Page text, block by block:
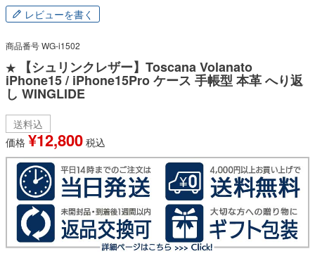
レビューを書く
商品番号WG-i1502
★ 【シュリンクレザー】Toscana Volanato
iPhone15 / iPhone15Pro ケース 手帳型 本革 へり返
し WINGLIDE
送料込
価格 ¥12,800 税込